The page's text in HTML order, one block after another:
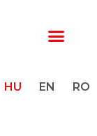
HU EN RO